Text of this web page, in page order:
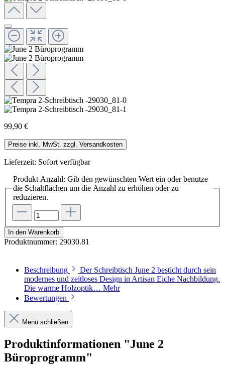
99,90 €
Preise inkl. MwSt. zzgl. Versandkosten
Lieferzeit: Sofort verfügbar
Produkt Anzahl: Gib den gewünschten Wert ein oder benutze
die Schaltflächen um die Anzahl zu erhöhen oder zu
reduzieren.
In den Warenkorb
Produktnummer: 29030.81
Beschreibung
Der Schreibtisch June 2 besticht durch sein
modernes und zeitloses Design in Artisan Eiche Nachbildung.
Die warme Holzoptik… Mehr
Bewertungen
Menü schließen
Produktinformationen "June 2
Büroprogramm"